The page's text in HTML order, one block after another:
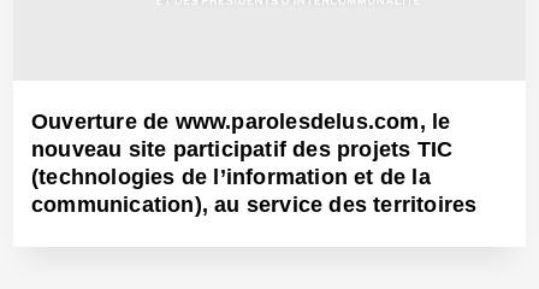
Ouverture de www.parolesdelus.com, le
nouveau site participatif des projets TIC
(technologies de l’information et de la
communication), au service des territoires